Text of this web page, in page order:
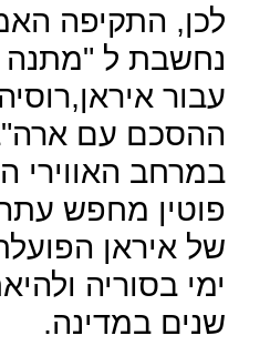
לכן, התקיפה
נחשבת ל
עבור
ההסכם עם
במרחב האווירי
פוטין מחפש
של איראן
ימי בסוריה
שנים במדינה.